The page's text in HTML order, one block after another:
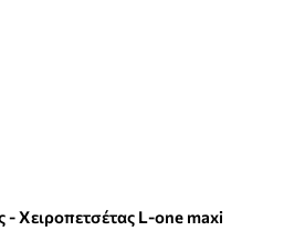
Χειροπετσέτας L-one maxi